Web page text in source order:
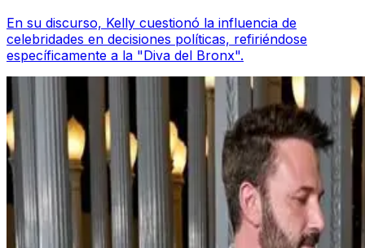
En su discurso, Kelly cuestionó la influencia de
celebridades en decisiones políticas, refiriéndose
específicamente a la "Diva del Bronx".